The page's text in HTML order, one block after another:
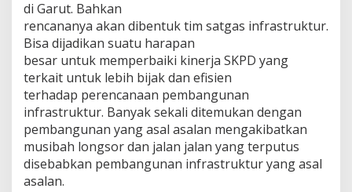
di Garut. Bahkan
rencananya akan dibentuk tim satgas infrastruktur.
Bisa dijadikan suatu harapan
besar untuk memperbaiki kinerja SKPD yang
terkait untuk lebih bijak dan efisien
terhadap perencanaan pembangunan
infrastruktur. Banyak sekali ditemukan dengan
pembangunan yang asal asalan mengakibatkan
musibah longsor dan jalan jalan yang terputus
disebabkan pembangunan infrastruktur yang asal
asalan.